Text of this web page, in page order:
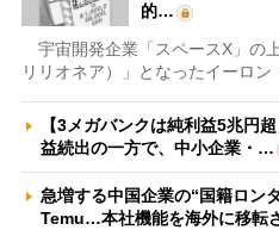
的…
宇宙開発企業「スペースX」の
リリオネア）」となったイーロ
【3メガバンクは純利益5兆円
益続出の一方で、中小企業・…
急増する中国企業の“国籍ロン
Temu…本社機能を海外に移転